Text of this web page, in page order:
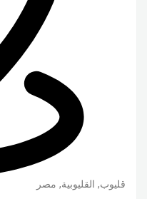
قليوب, القليوبية, مصر